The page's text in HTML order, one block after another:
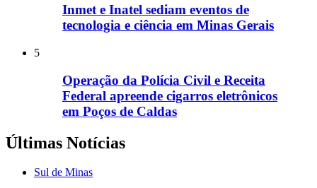
Inmet e Inatel sediam eventos de
tecnologia e ciência em Minas Gerais
5
Operação da Polícia Civil e Receita
Federal apreende cigarros eletrônicos
em Poços de Caldas
Últimas Notícias
Sul de Minas